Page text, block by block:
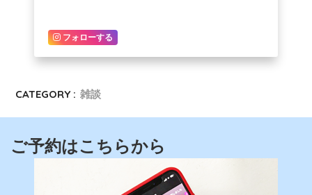
フォローする
CATEGORY : 雑談
ご予約はこちらから